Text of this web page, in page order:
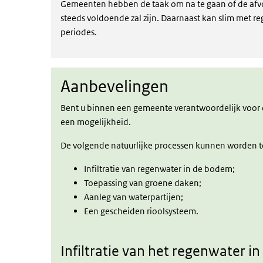
Gemeenten hebben de taak om na te gaan of de
steeds voldoende zal zijn. Daarnaast kan slim met
periodes.
Aanbevelingen
Bent u binnen een gemeente verantwoordelijk
een mogelijkheid.
De volgende natuurlijke processen kunnen worden
Infiltratie van regenwater in de bodem;
Toepassing van groene daken;
Aanleg van waterpartijen;
Een gescheiden rioolsysteem.
Infiltratie van het regenwater in